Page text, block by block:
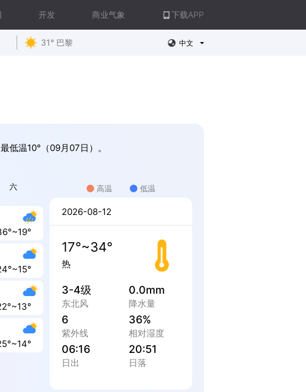
开发 商业气象 下载APP
31° 巴黎 中文
低温10°（09月07日）。
六 高温 低温
2026-08-12
17°~34°
热
3-4级
东北风
0.0mm
降水量
6
紫外线
36%
相对湿度
06:16
日出
20:51
日落